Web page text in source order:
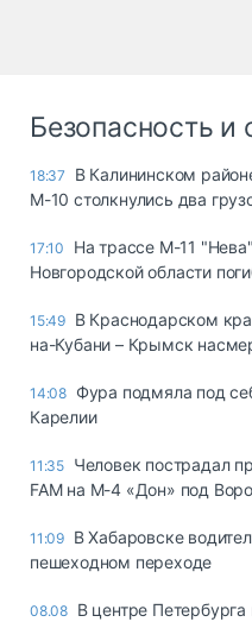
Безопасность и
18:37
В Калининском
М-10 столкнулись два
17:10
На трассе М-11
Новгородской области
15:49 В Краснодарском
на-Кубани – Крымск
14:08 Фура подмяла под
Карелии
11:35 Человек пострадал
FAM на М-4 «Дон» под
11:09 В Хабаровске
пешеходном переходе
08.08 В центре Петербурга